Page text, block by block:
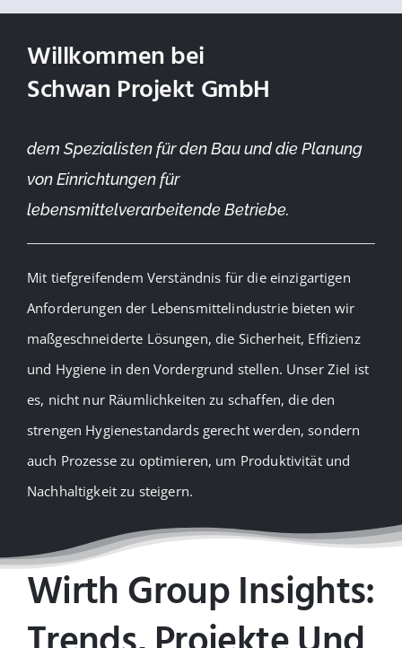
Insights
Leistungen
Über uns
Unsere Philosophie
Projekte
Willkommen bei
Schwan Projekt GmbH
dem Spezialisten für den Bau und die Planung
von Einrichtungen für
lebensmittelverarbeitende Betriebe.
Mit tiefgreifendem Verständnis für die einzigartigen
Anforderungen der Lebensmittelindustrie bieten wir
maßgeschneiderte Lösungen, die Sicherheit, Effizienz
und Hygiene in den Vordergrund stellen. Unser Ziel ist
es, nicht nur Räumlichkeiten zu schaffen, die den
strengen Hygienestandards gerecht werden, sondern
auch Prozesse zu optimieren, um Produktivität und
Nachhaltigkeit zu steigern.
Wirth Group Insights: